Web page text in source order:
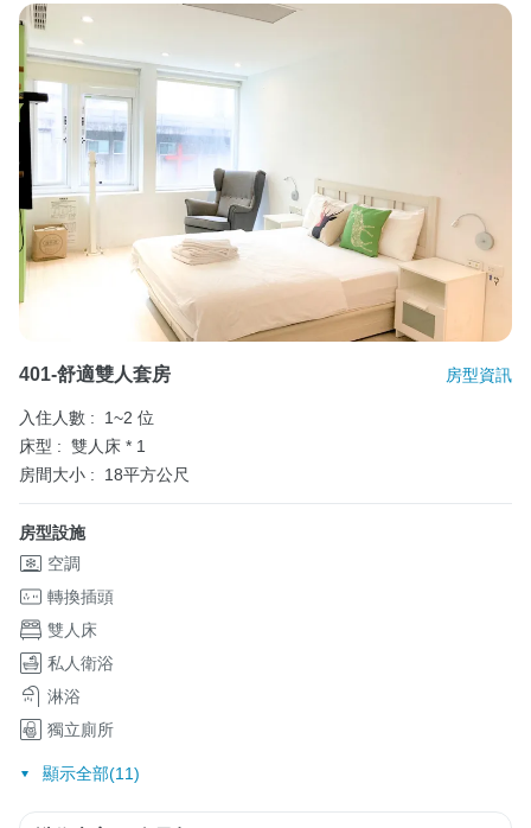
401-舒適雙人套房 房型資訊
入住人數 :
1~2 位
床型 : 雙人床 * 1
房間大小 :
18平方公尺
房型設施
空調
轉換插頭
雙人床
私人衛浴
淋浴
獨立廁所
顯示全部(11)